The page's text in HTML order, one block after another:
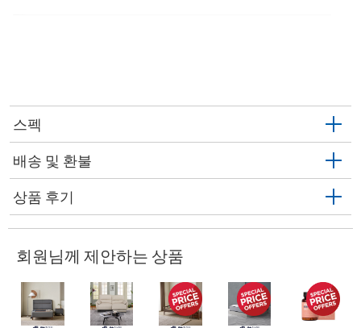
스펙
배송 및 환불
상품 후기
회원님께 제안하는 상품